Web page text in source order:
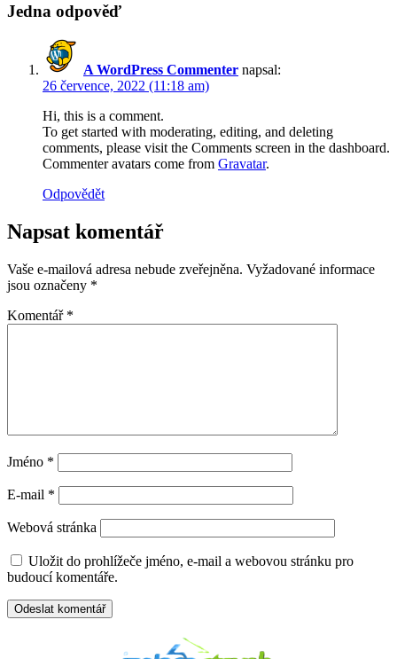
Jedna odpověď
A WordPress Commenter napsal:
26 července, 2022 (11:18 am)
Hi, this is a comment.
To get started with moderating, editing, and deleting
comments, please visit the Comments screen in the dashboard.
Commenter avatars come from Gravatar.
Odpovědět
Napsat komentář
Vaše e-mailová adresa nebude zveřejněna. Vyžadované informace
jsou označeny *
Komentář *
Jméno *
E-mail *
Webová stránka
Uložit do prohlížeče jméno, e-mail a webovou stránku pro
budoucí komentáře.